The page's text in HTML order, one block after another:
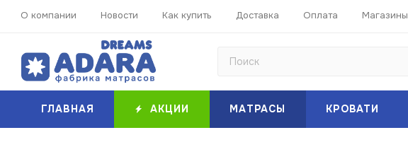
О компании Новости Как купить Доставка Оплата Магазины
ГЛАВНАЯ АКЦИИ МАТРАСЫ КРОВАТИ